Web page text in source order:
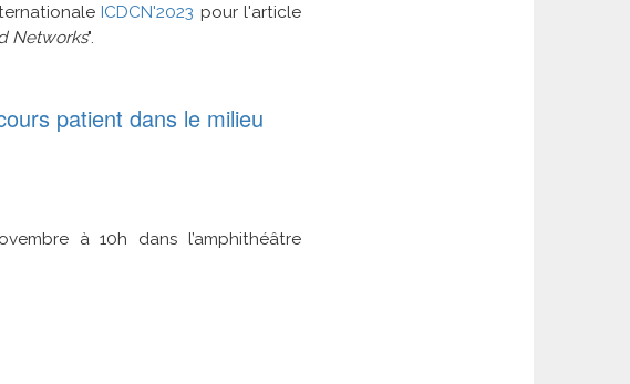
ICDCN'2023 pour l'article
Networks".
patient dans le milieu
à 10h dans l’amphithéâtre